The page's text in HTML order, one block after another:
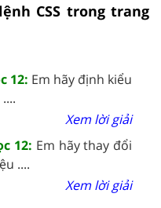
CSS trong trang
12: Em hãy định kiểu
Xem lời giải
12: Em hãy thay đổi
....
Xem lời giải